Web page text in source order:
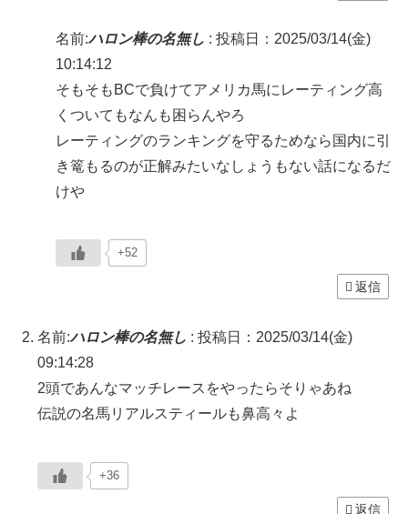
名前:ハロン棒の名無し : 投稿日：2025/03/14(金)
10:14:12
そもそもBCで負けてアメリカ馬にレーティング高
くついてもなんも困らんやろ
レーティングのランキングを守るためなら国内に引
き篭もるのが正解みたいなしょうもない話になるだ
けや
+52
返信
名前:ハロン棒の名無し : 投稿日：2025/03/14(金)
09:14:28
2頭であんなマッチレースをやったらそりゃあね
伝説の名馬リアルスティールも鼻高々よ
+36
返信